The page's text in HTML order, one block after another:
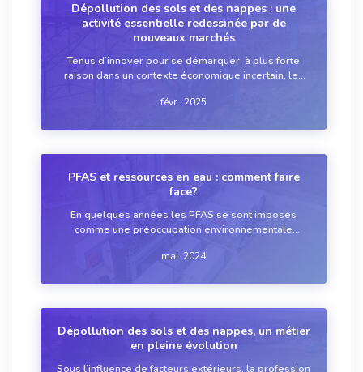
Dépollution des sols et des nappes : une
activité essentielle redessinée par de
nouveaux marchés
Tenus d’innover pour se démarquer, à plus forte
raison dans un contexte économique incertain, les
contaminés continuent leurs recherches pour
t...
févr.. 2025
PFAS et ressources en eau : comment faire
face?
En quelques années les PFAS se sont imposés
comme une préoccupation environnementale
et méthodes de mesure se mettent
masses d’eau et l’enviro...
mai. 2024
Dépollution des sols et des nappes, un métier
en pleine évolution
Sous l’influence de facteurs extérieurs, la profession